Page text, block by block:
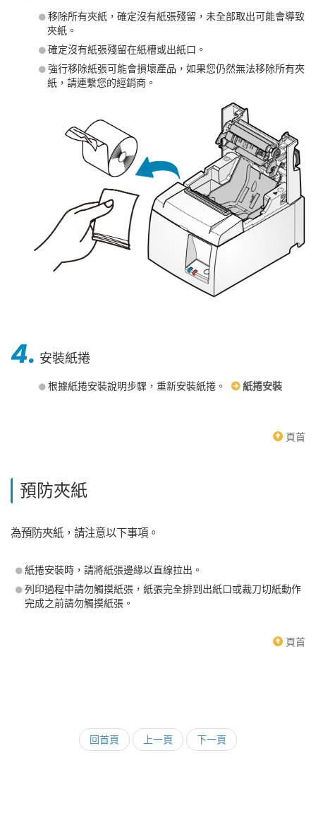
移除所有夾紙，確定沒有紙張殘留，未全部取出可能會導致
夾紙。
確定沒有紙張殘留在紙槽或出紙口。
強行移除紙張可能會損壞產品，如果您仍然無法移除所有夾
紙，請連繫您的經銷商。
4. 安裝紙捲
根據紙捲安裝說明步驟，重新安裝紙捲。 紙捲安裝
頁首
預防夾紙
為預防夾紙，請注意以下事項。
紙捲安裝時，請將紙張邊緣以直線拉出。
列印過程中請勿觸摸紙張，紙張完全排到出紙口或裁刀切紙動作
完成之前請勿觸摸紙張。
頁首
回首頁 上一頁 下一頁